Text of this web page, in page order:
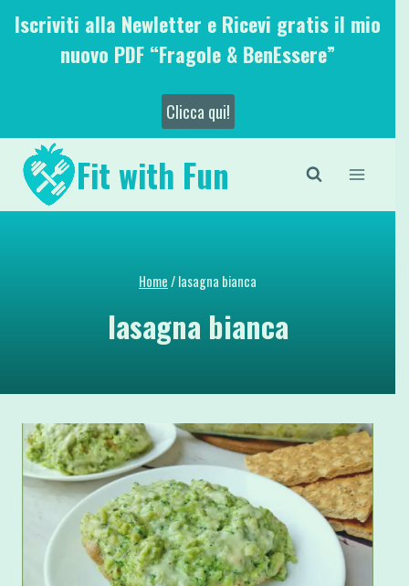
SaltaIscriviti alla Newletter e Ricevi gratis il mio
nuovo PDF “Fragole & BenEssere”
Clicca qui!
Fit with Fun
Home/lasagna bianca
lasagna bianca